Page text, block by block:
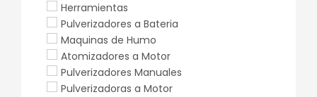
Herramientas
Pulverizadores a Bateria
Maquinas de Humo
Atomizadores a Motor
Pulverizadores Manuales
Pulverizadoras a Motor